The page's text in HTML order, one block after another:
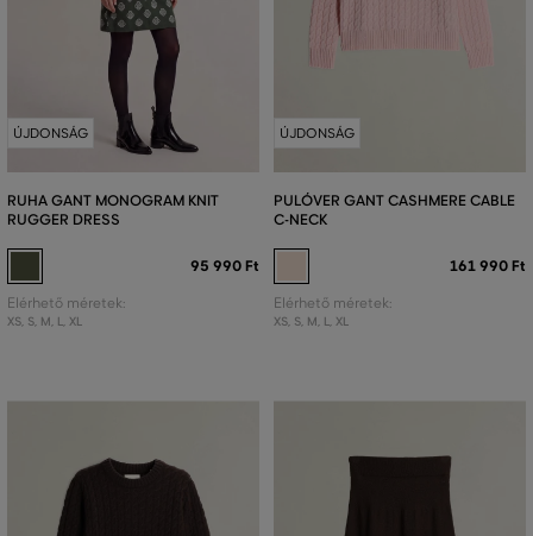
ÚJDONSÁG
RUHA GANT MONOGRAM KNIT
RUGGER DRESS
95 990 Ft
Elérhető méretek:
XS, S, M, L, XL
ÚJDONSÁG
PULÓVER GANT CASHMERE CABLE
C-NECK
161 990 Ft
Elérhető méretek:
XS, S, M, L, XL